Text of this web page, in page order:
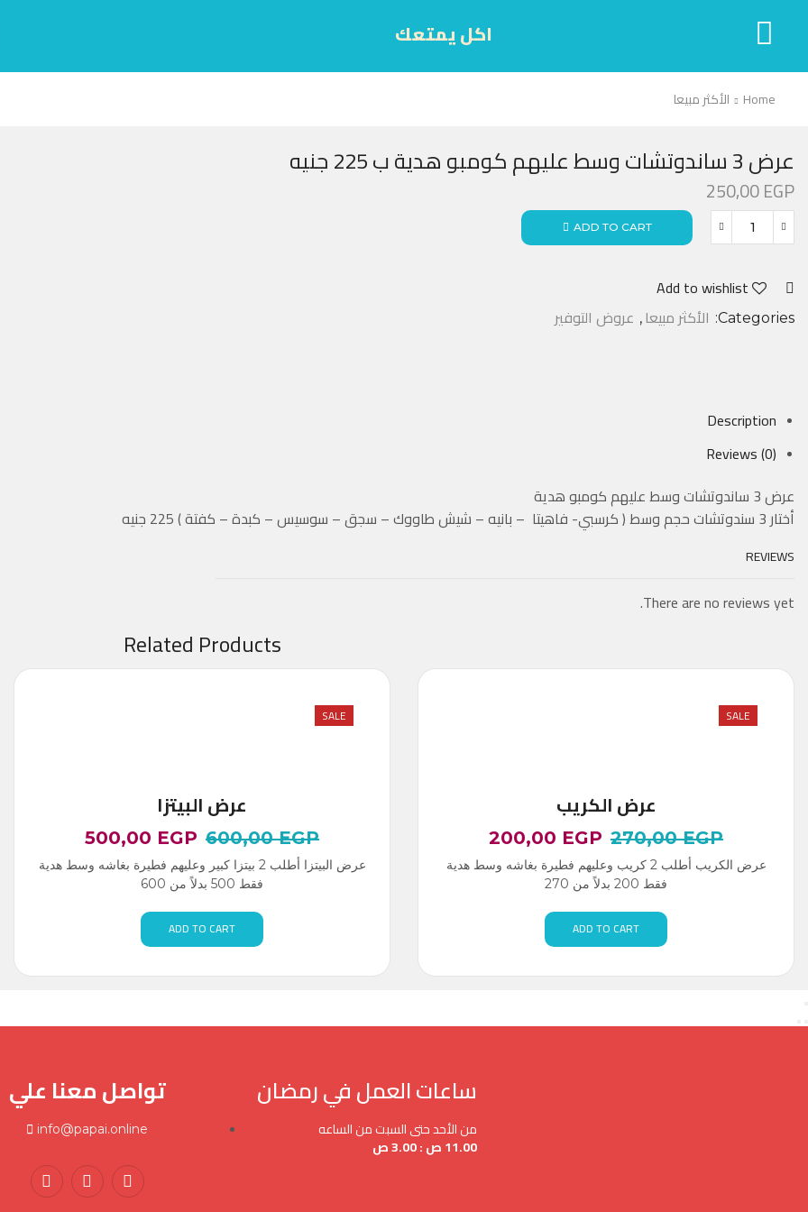
اكل يمتعك
Home الأكثر مبيعا
عرض 3 ساندوتشات وسط عليهم كومبو هدية ب 225 جنيه
250,00EGP
ADD TO CART
Add to wishlist
Categories: الأكثر مبيعا , عروض التوفير
Description
Reviews (0)
عرض 3 ساندوتشات وسط عليهم كومبو هدية
أختار 3 سندوتشات حجم وسط ( كرسبي- فاهيتا – بانيه – شيش طاووك – سجق – سوسيس – كبدة – كفتة ) 225 جنيه
REVIEWS
There are no reviews yet.
Related Products
SALE
عرض البيتزا
600,00EGP
500,00 EGP
عرض البيتزا أطلب 2 بيتزا كبير وعليهم فطيرة بغاشه وسط هدية
فقط 500 بدلاً من 600
ADD TO CART
SALE
عرض الكريب
270,00EGP
200,00 EGP
عرض الكريب أطلب 2 كريب وعليهم فطيرة بغاشه وسط هدية
فقط 200 بدلاً من 270
ADD TO CART
ساعات العمل في رمضان
من الأحد حتى السبت من الساعه
11.00 ص : 3.00 ص
تواصل معنا علي
info@papai.online